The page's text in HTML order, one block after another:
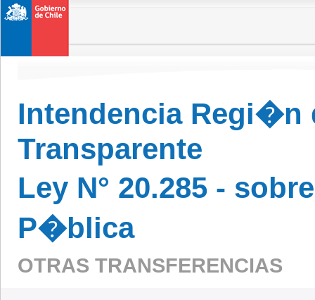
Intendencia Regi�n
Transparente
Ley N° 20.285 -
P�blica
OTRAS TRANSFERENCIAS